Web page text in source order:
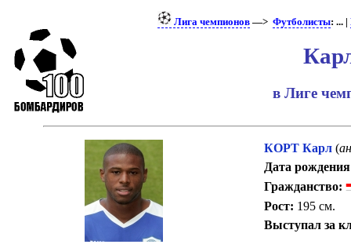
Лига чемпионов—> Футболисты: ... |
в Лиге
КОРТ Карл (
Дата
Гражданство:
Рост: 195 см.
Выступал за